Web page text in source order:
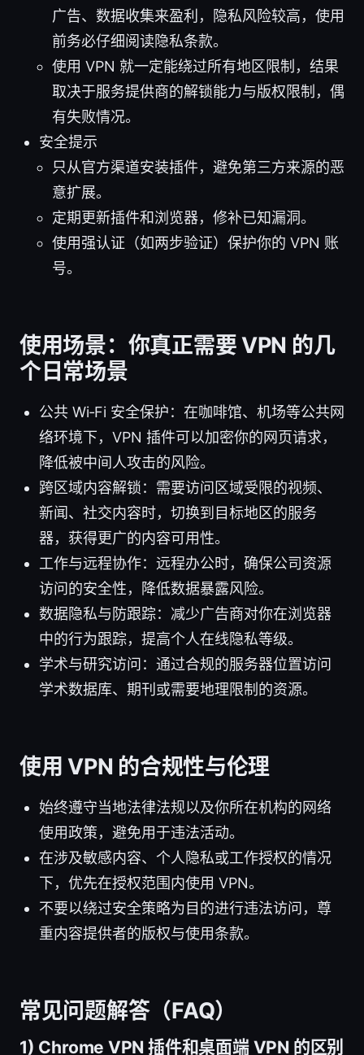
广告、数据收集来盈利，隐私风险较高，使用
前务必仔细阅读隐私条款。
使用 VPN 就一定能绕过所有地区限制，结果
取决于服务提供商的解锁能力与版权限制，偶
有失败情况。
安全提示
只从官方渠道安装插件，避免第三方来源的恶
意扩展。
定期更新插件和浏览器，修补已知漏洞。
使用强认证（如两步验证）保护你的 VPN 账
号。
使用场景：你真正需要 VPN 的几
个日常场景
公共 Wi‑Fi 安全保护：在咖啡馆、机场等公共网
络环境下，VPN 插件可以加密你的网页请求，
降低被中间人攻击的风险。
跨区域内容解锁：需要访问区域受限的视频、
新闻、社交内容时，切换到目标地区的服务
器，获得更广的内容可用性。
工作与远程协作：远程办公时，确保公司资源
访问的安全性，降低数据暴露风险。
数据隐私与防跟踪：减少广告商对你在浏览器
中的行为跟踪，提高个人在线隐私等级。
学术与研究访问：通过合规的服务器位置访问
学术数据库、期刊或需要地理限制的资源。
使用 VPN 的合规性与伦理
始终遵守当地法律法规以及你所在机构的网络
使用政策，避免用于违法活动。
在涉及敏感内容、个人隐私或工作授权的情况
下，优先在授权范围内使用 VPN。
不要以绕过安全策略为目的进行违法访问，尊
重内容提供者的版权与使用条款。
常见问题解答（FAQ）
1) Chrome VPN 插件和桌面端 VPN 的区别